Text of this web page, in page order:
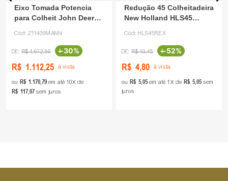
Eixo Tomada Potencia
para Colheit John Deere
Cód: Z11409MANN
R$ 1.672,56 -30%
R$ 1.112,25 à vista
ou R$ 1 17079 em até 10 de
R$ 11707 sem juros
Redução 45 Colheitadeira
New Holland HLS45
Cód: HLS45REX
R$ 10,45 -52%
R$ 4,80 à vista
ou R$ 505 em até 1 de R$ 505 sem
juros